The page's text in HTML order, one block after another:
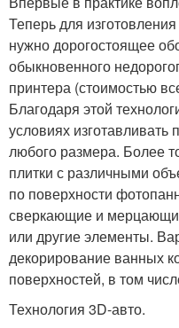
Теперь для
нужно дорогостоящее
обыкновенного
принтера (стоимостью
Благодаря этой
условиях
любого размера. Более
плитки с различными
по поверхности
сверкающие и
или другие элементы.
декорирование ванных
поверхностей, в том
Технология 3D-авто.